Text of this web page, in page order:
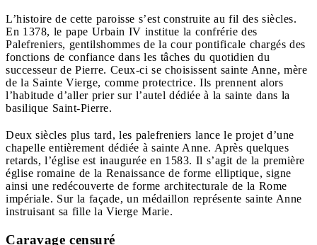
L’histoire de cette paroisse s’est construite au fil des siècles.
En 1378, le pape Urbain IV institue la confrérie des
Palefreniers, gentilshommes de la cour pontificale chargés des
fonctions de confiance dans les tâches du quotidien du
successeur de Pierre. Ceux-ci se choisissent sainte Anne, mère
de la Sainte Vierge, comme protectrice. Ils prennent alors
l’habitude d’aller prier sur l’autel dédiée à la sainte dans la
basilique Saint-Pierre.
Deux siècles plus tard, les palefreniers lance le projet d’une
chapelle entièrement dédiée à sainte Anne. Après quelques
retards, l’église est inaugurée en 1583. Il s’agit de la première
église romaine de la Renaissance de forme elliptique, signe
ainsi une redécouverte de forme architecturale de la Rome
impériale. Sur la façade, un médaillon représente sainte Anne
instruisant sa fille la Vierge Marie.
Caravage censuré